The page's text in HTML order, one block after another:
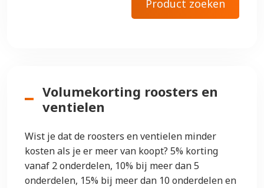
Volumekorting roosters en
ventielen
Wist je dat de roosters en ventielen minder
kosten als je er meer van koopt? 5% korting
vanaf 2 onderdelen, 10% bij meer dan 5
onderdelen, 15% bij meer dan 10 onderdelen en